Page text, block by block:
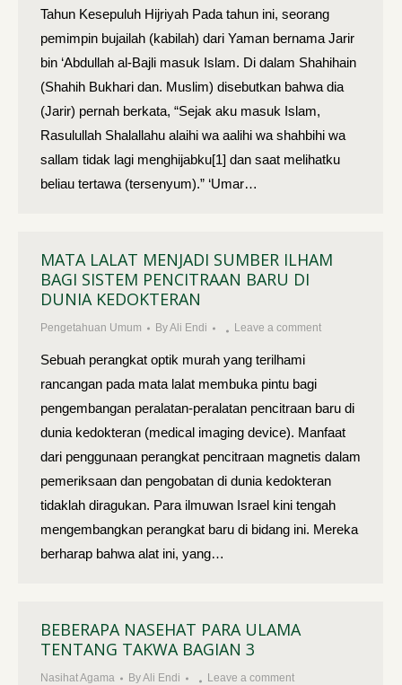
Tahun Kesepuluh Hijriyah Pada tahun ini, seorang
pemimpin bujailah (kabilah) dari Yaman bernama Jarir
bin ‘Abdullah al-Bajli masuk Is­lam. Di dalam Shahihain
(Shahih Bukhari dan. Muslim) disebut­kan bahwa dia
(Jarir) pernah berkata, “Sejak aku masuk Islam,
Rasulullah Shalallahu alaihi wa aalihi wa shahbihi wa
sallam tidak lagi menghijabku[1] dan saat melihatku
beliau tertawa (tersenyum).” ‘Umar…
MATA LALAT MENJADI SUMBER ILHAM
BAGI SISTEM PENCITRAAN BARU DI
DUNIA KEDOKTERAN
Pengetahuan Umum ByAli Endi Leave a comment
Sebuah perangkat optik murah yang terilhami
rancangan pada mata lalat membuka pintu bagi
pengembangan peralatan-peralatan pencitraan baru di
dunia kedokteran (medical imaging device). Manfaat
dari penggunaan perangkat pencitraan magnetis dalam
pemeriksaan dan pengobatan di dunia kedokteran
tidaklah diragukan. Para ilmuwan Israel kini tengah
mengembangkan perangkat baru di bidang ini. Mereka
berharap bahwa alat ini, yang…
BEBERAPA NASEHAT PARA ULAMA
TENTANG TAKWA BAGIAN 3
Nasihat Agama ByAli Endi Leave a comment